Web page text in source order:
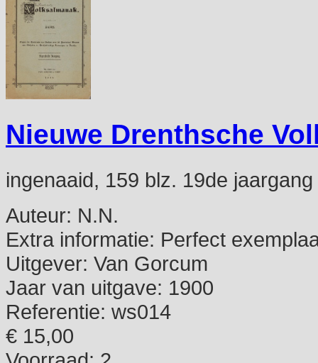
Nieuwe Drenthsche
ingenaaid, 159 blz. 19de jaargang
Auteur: N.N.
Extra informatie: Perfect
Uitgever: Van Gorcum
Jaar van uitgave: 1900
Referentie: ws014
€ 15,00